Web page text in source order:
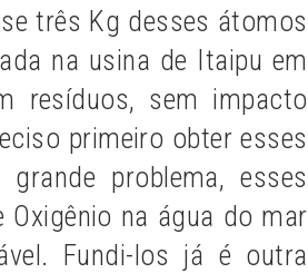
três Kg desses átomos
na usina de Itaipu em
resíduos, sem impacto
primeiro obter esses
problema, esses
na água do mar
Fundi-los já é outra